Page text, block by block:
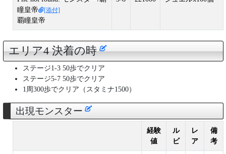
瞳皇帝
[添付]
覇瞳皇帝
エリア4 決着の時
ステージ1-3 50歩でクリア
ステージ5-7 50歩でクリア
1周300歩でクリア（スタミナ1500）
出現モンスター
経験
値
ル
ビ
レ
ア
備
考